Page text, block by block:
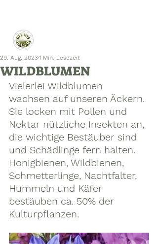
WILDBLUMEN
29. Aug. 2023 1 Min. Lesezeit
Vielerlei Wildblumen
wachsen auf unseren Äckern.
Sie locken mit Pollen und
Nektar nützliche Insekten an,
die wichtige Bestäuber sind
und Schädlinge fern halten.
Honigbienen, Wildbienen,
Schmetterlinge, Nachtfalter,
Hummeln und Käfer
bestäuben ca. 50% der
Kulturpflanzen.